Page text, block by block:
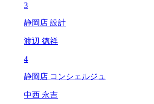
3
静岡店 設計
渡辺 徳祥
4
静岡店 コンシェルジュ
中西 永吉